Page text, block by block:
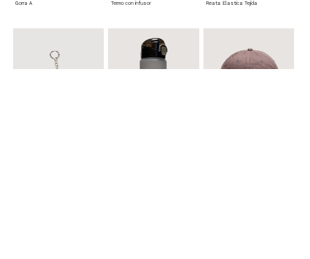
Gorra A Termo con infusor Reata Elastica Tejida